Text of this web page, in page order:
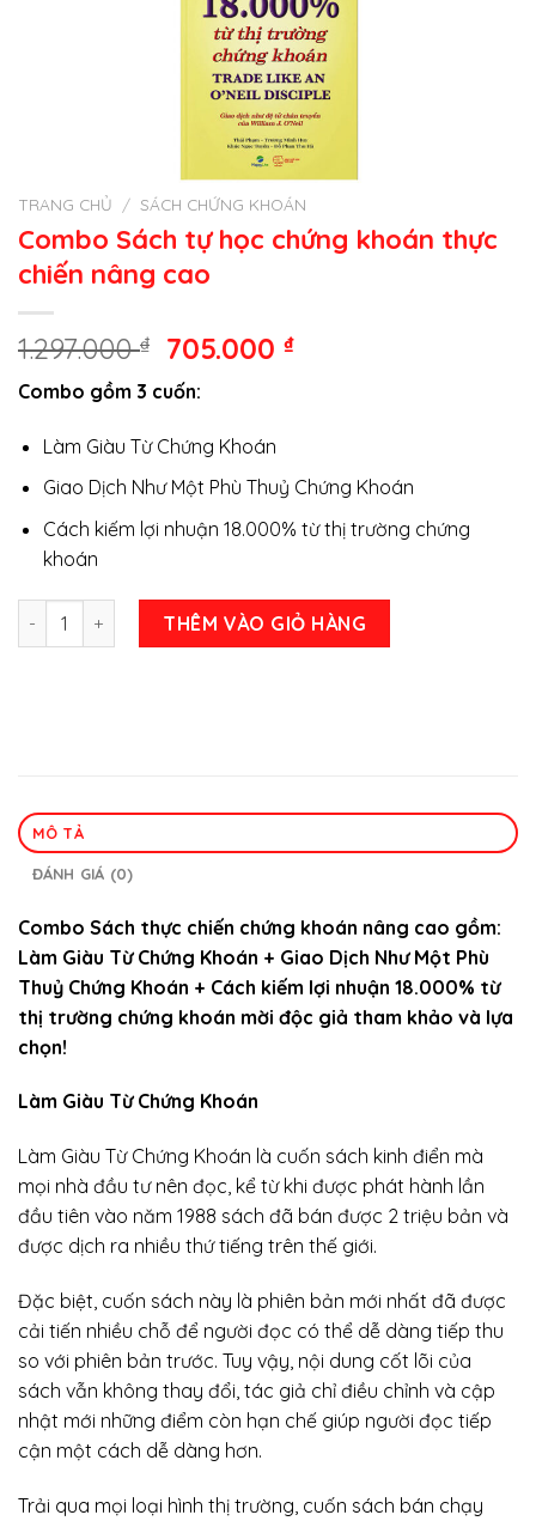
TRANG CHỦ / SÁCH CHỨNG KHOÁN
Combo Sách tự học chứng khoán thực
chiến nâng cao
1.297.000₫
Giá
gốc
là:
1.297.000 ₫.
705.000₫Giá
Combo gồm 3 cuốn:
Làm Giàu Từ Chứng Khoán
Giao Dịch Như Một Phù Thuỷ Chứng Khoán
Cách kiếm lợi nhuận 18.000% từ thị trường chứng
khoán
Combo Sách tự học chứng khoán thực chiến nâng cao số
THÊM VÀO GIỎ HÀNG
MÔ TẢ
ĐÁNH GIÁ (0)
Combo Sách thực chiến chứng khoán nâng cao gồm:
Làm Giàu Từ Chứng Khoán + Giao Dịch Như Một Phù
Thuỷ Chứng Khoán + Cách kiếm lợi nhuận 18.000% từ
thị trường chứng khoán mời độc giả tham khảo và lựa
chọn!
Làm Giàu Từ Chứng Khoán
Làm Giàu Từ Chứng Khoán là cuốn sách kinh điển mà
mọi nhà đầu tư nên đọc, kể từ khi được phát hành lần
đầu tiên vào năm 1988 sách đã bán được 2 triệu bản và
được dịch ra nhiều thứ tiếng trên thế giới.
Đặc biệt, cuốn sách này là phiên bản mới nhất đã được
cải tiến nhiều chỗ để người đọc có thể dễ dàng tiếp thu
so với phiên bản trước. Tuy vậy, nội dung cốt lõi của
sách vẫn không thay đổi, tác giả chỉ điều chỉnh và cập
nhật mới những điểm còn hạn chế giúp người đọc tiếp
cận một cách dễ dàng hơn.
Trải qua mọi loại hình thị trường, cuốn sách bán chạy